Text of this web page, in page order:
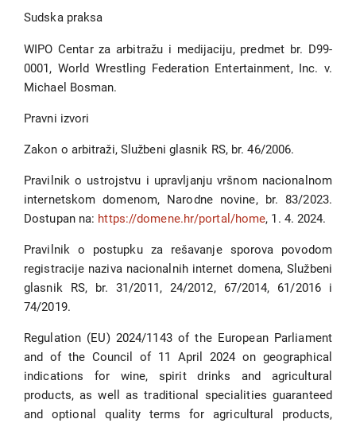
Sudska praksa
WIPO Centar za arbitražu i medijaciju, predmet br. D99-
0001, World Wrestling Federation Entertainment, Inc. v.
Michael Bosman.
Pravni izvori
Zakon o arbitraži, Službeni glasnik RS, br. 46/2006.
Pravilnik o ustrojstvu i upravljanju vršnom nacionalnom
internetskom domenom, Narodne novine, br. 83/2023.
Dostupan na: https://domene.hr/portal/home, 1. 4. 2024.
Pravilnik o postupku za rešavanje sporova povodom
registracije naziva nacionalnih internet domena, Službeni
glasnik RS, br. 31/2011, 24/2012, 67/2014, 61/2016 i
74/2019.
Regulation (EU) 2024/1143 of the European Parliament
and of the Council of 11 April 2024 on geographical
indications for wine, spirit drinks and agricultural
products, as well as traditional specialities guaranteed
and optional quality terms for agricultural products,